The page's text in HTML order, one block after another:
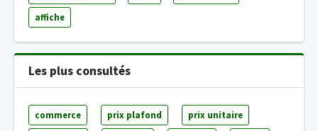
affiche
Les plus consultés
commerce prix plafond prix unitaire